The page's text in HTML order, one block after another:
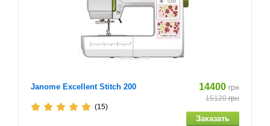
Janome Excellent Stitch 200 14400 грн
15120грн
(15)